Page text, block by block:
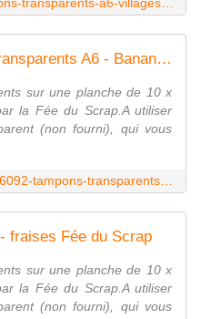
FDSTTA6092 : Tampons transparents A6 - Bananier Fée du Scrap
sur une planche de 10 x
la Fée du Scrap.A utiliser
(non fourni), qui vous
fraises Fée du Scrap
sur une planche de 10 x
la Fée du Scrap.A utiliser
(non fourni), qui vous